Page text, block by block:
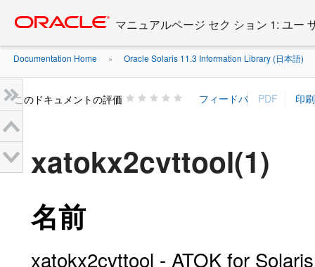
content
マニュアルページ セク ション 1: ユー
Documentation Home » Oracle Solaris 11.3 Information Library (日本語)
このドキュメントの評価
xatokx2cvttool(1)
名前
xatokx2cvttool - ATOK for